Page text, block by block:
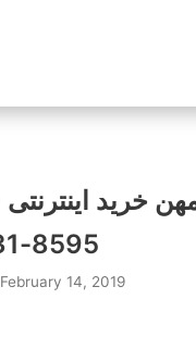
8595-331-0913
February 14, 2019